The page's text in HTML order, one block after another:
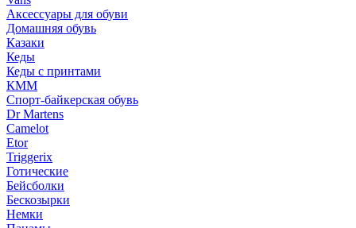
Аксессуары для обуви
Домашняя обувь
Казаки
Кеды
Кеды с принтами
КММ
Спорт-байкерская обувь
Dr Martens
Camelot
Etor
Triggerix
Готические
Бейсболки
Бескозырки
Немки